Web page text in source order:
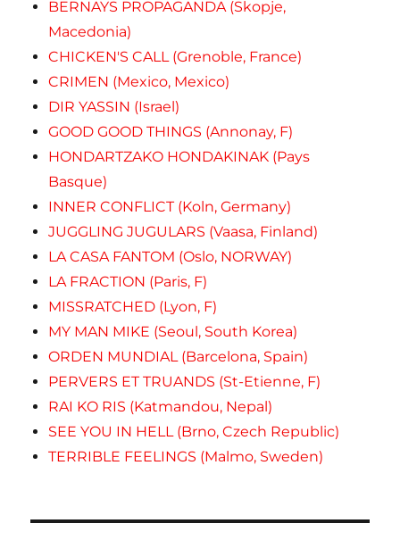
BERNAYS PROPAGANDA (Skopje,
Macedonia)
CHICKEN'S CALL (Grenoble, France)
CRIMEN (Mexico, Mexico)
DIR YASSIN (Israel)
GOOD GOOD THINGS (Annonay, F)
HONDARTZAKO HONDAKINAK (Pays
Basque)
INNER CONFLICT (Koln, Germany)
JUGGLING JUGULARS (Vaasa, Finland)
LA CASA FANTOM (Oslo, NORWAY)
LA FRACTION (Paris, F)
MISSRATCHED (Lyon, F)
MY MAN MIKE (Seoul, South Korea)
ORDEN MUNDIAL (Barcelona, Spain)
PERVERS ET TRUANDS (St-Etienne, F)
RAI KO RIS (Katmandou, Nepal)
SEE YOU IN HELL (Brno, Czech Republic)
TERRIBLE FEELINGS (Malmo, Sweden)